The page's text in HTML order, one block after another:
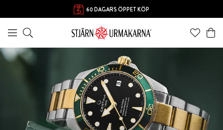
60 DAGARS ÖPPET KÖP